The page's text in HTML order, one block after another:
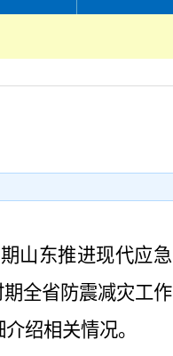
山东推进现代应急
全省防震减灾工作
绍相关情况。